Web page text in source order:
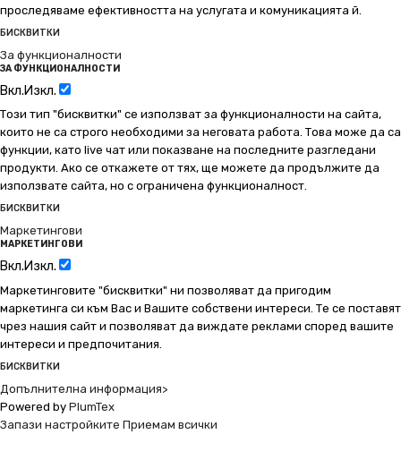
проследяваме ефективността на услугата и комуникацията й.
БИСКВИТКИ
За функционалности
ЗА ФУНКЦИОНАЛНОСТИ
Вкл.Изкл.
Този тип "бисквитки" се използват за функционалности на сайта,
които не са строго необходими за неговата работа. Това може да са
функции, като live чат или показване на последните разгледани
продукти. Ако се откажете от тях, ще можете да продължите да
използвате сайта, но с ограничена функционалност.
БИСКВИТКИ
Маркетингови
МАРКЕТИНГОВИ
Вкл.Изкл.
Маркетинговите "бисквитки" ни позволяват да пригодим
маркетинга си към Вас и Вашите собствени интереси. Те се поставят
чрез нашия сайт и позволяват да виждате реклами според вашите
интереси и предпочитания.
БИСКВИТКИ
Допълнителна информация>
Powered by PlumTex
Запази настройките Приемам всички